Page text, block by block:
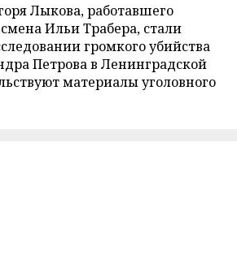
Лыкова, работавшего
Ильи Трабера, стали
громкого убийства
Петрова в Ленинградской
материалы уголовного